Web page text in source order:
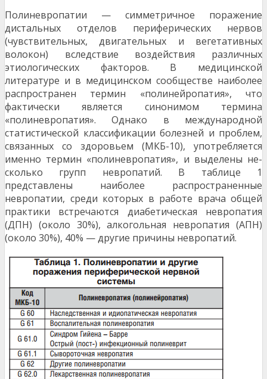
Полиневропатии — симметричное поражение
дистальных отделов периферических нервов
(чувствительных, двигательных и вегетативных
волокон) вследствие воздей­ствия различных
этиологических факторов. В медицинской
литературе и в медицинском сообществе наиболее
рас­пространен термин «полинейропатия», что
фактически яв­ляется синонимом термина
«полиневропатия». Однако в международной
статистической классификации болезней и проблем,
связанных со здоровьем (МКБ-10), употребляется
именно термин «полиневропатия», и выделены не­
сколько групп невропатий. В таблице 1
представлены наи­более распространенные
невропатии, среди которых в ра­боте врача общей
практики встречаются диабетическая невропатия
(ДПН) (около 30%), алкогольная невропатия (АПН)
(около 30%), 40% — другие причины невропатий.